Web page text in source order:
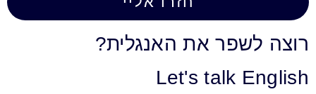
רוצה לשפר את האנגלית?
Let's talk English